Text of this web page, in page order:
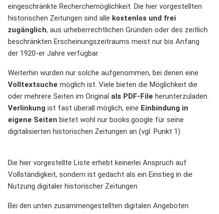
eingeschränkte Recherchemöglichkeit. Die hier vorgestellten
historischen Zeitungen sind alle kostenlos und frei
zugänglich, aus urheberrechtlichen Gründen oder des zeitlich
beschränkten Erscheinungszeitraums meist nur bis Anfang
der 1920-er Jahre verfügbar.
Weiterhin wurden nur solche aufgenommen, bei denen eine
Volltextsuche möglich ist. Viele bieten die Möglichkeit die
oder mehrere Seiten im Original als PDF-File herunterzuladen.
Verlinkung ist fast überall möglich, eine Einbindung in
eigene Seiten bietet wohl nur books.google für seine
digitalisierten historischen Zeitungen an (vgl. Punkt 1)
Die hier vorgestellte Liste erhebt keinerlei Anspruch auf
Vollständigkeit, sondern ist gedacht als ein Einstieg in die
Nutzung digitaler historischer Zeitungen.
Bei den unten zusammengestellten digitalen Angeboten